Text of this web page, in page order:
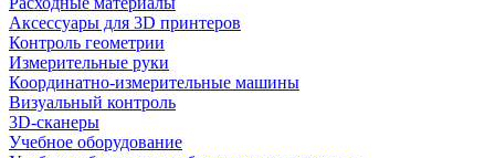
Аксессуары для 3D принтеров
Контроль геометрии
Измерительные руки
Координатно-измерительные машины
Визуальный контроль
3D-сканеры
Учебное оборудование